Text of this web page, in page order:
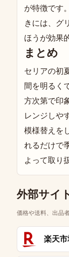
が特徴です
きには、グ
ほうが効果
まとめ
セリアの初
間を明るく
方次第で印
レンジしや
模様替えを
れるだけで
よって取り
外部サイ
価格や送料、出品
楽天